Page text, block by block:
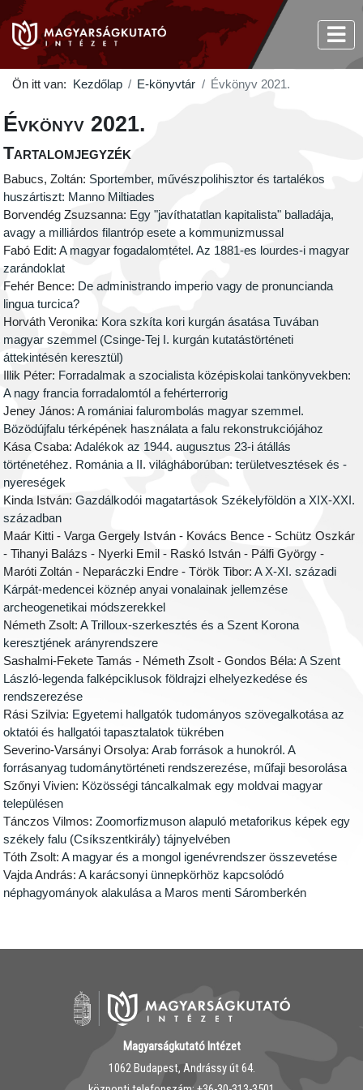
Ön itt van: Kezdőlap E-könyvtár Évkönyv 2021.
Évkönyv 2021.
Tartalomjegyzék
Babucs, Zoltán: Sportember, művészpolihisztor és tartalékos
huszártiszt: Manno Miltiades
Borvendég Zsuzsanna: Egy "javíthatatlan kapitalista" balladája,
avagy a milliárdos filantróp esete a kommunizmussal
Fabó Edit:A magyar fogadalomtétel. Az 1881-es lourdes-i magyar
zarándoklat
Fehér Bence: De administrando imperio vagy de pronuncianda
lingua turcica?
Horváth Veronika: Kora szkíta kori kurgán ásatása Tuvában
magyar szemmel (Csinge-Tej I. kurgán kutatástörténeti
áttekintésén keresztül)
Illik Péter: Forradalmak a szocialista középiskolai tankönyvekben:
A nagy francia forradalomtól a fehérterrorig
Jeney János:A romániai falurombolás magyar szemmel.
Bözödújfalu térképének használata a falu rekonstrukciójához
Kása Csaba:Adalékok az 1944. augusztus 23-i átállás
történetéhez. Románia a II. világháborúban: területvesztések és -
nyereségek
Kinda István:Gazdálkodói magatartások Székelyföldön a XIX-XXI.
században
Maár Kitti - Varga Gergely István - Kovács Bence - Schütz Oszkár
- Tihanyi Balázs - Nyerki Emil - Raskó István - Pálfi György -
Maróti Zoltán - Neparáczki Endre - Török Tibor:A X-XI. századi
Kárpát-medencei köznép anyai vonalainak jellemzése
archeogenetikai módszerekkel
Németh Zsolt:A Trilloux-szerkesztés és a Szent Korona
keresztjének arányrendszere
Sashalmi-Fekete Tamás - Németh Zsolt - Gondos Béla:A Szent
László-legenda falképciklusok földrajzi elhelyezkedése és
rendszerezése
Rási Szilvia: Egyetemi hallgatók tudományos szövegalkotása az
oktatói és hallgatói tapasztalatok tükrében
Severino-Varsányi Orsolya:Arab források a hunokról. A
forrásanyag tudománytörténeti rendszerezése, műfaji besorolása
Szőnyi Vivien: Közösségi táncalkalmak egy moldvai magyar
településen
Tánczos Vilmos:Zoomorfizmuson alapuló metaforikus képek egy
székely falu (Csíkszentkirály) tájnyelvében
Tóth Zsolt:A magyar és a mongol igenévrendszer összevetése
Vajda András:A karácsonyi ünnepkörhöz kapcsolódó
néphagyományok alakulása a Maros menti Sáromberkén
Magyarságkutató Intézet
1062 Budapest, Andrássy út 64.